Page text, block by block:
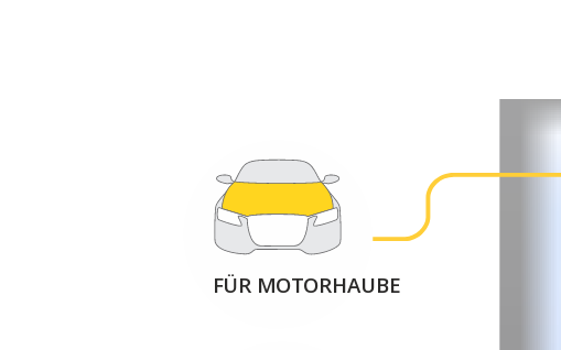
FÜR MOTORHAUBE